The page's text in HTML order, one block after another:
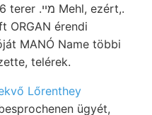
ORGAN érendi
MANÓ Name többi
telérek.
Lőrenthey
ügyét,